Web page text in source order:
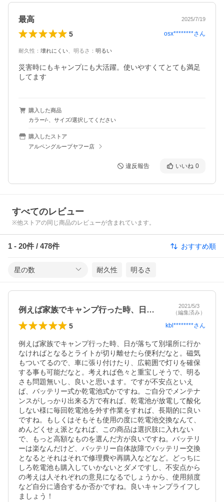
最高 2025/7/19
5 osx********さん
耐久性 ： 壊れにくい 明るさ ： 明るい
災害時にもキャンプにも大活躍。使いやすくてとても満足
してます
購入した商品
カラー/-、サイズ/選択してください
購入したストア
アルペングループヤフー店
違反報告 いいね 0
すべてのレビュー
※他ストアの同じ商品のレビューが含まれています。
1 - 20件 / 478件 おすすめ順
星の数 耐久性 明るさ
例えば家族でキャンプ行った時、日が落ち…
2021/5/3
（編集済み）
5 kbl********さん
例えば家族でキャンプ行った時、日が落ちて別場所に行か
なければとなるとライトが切り離せたら便利だなと。磁気
もついてるので、車に張り付けたり、広範囲で灯りを確保
する事も可能だなと。考えれば色々と重宝しそうで、明る
さも問題無いし、良いと思います。ですが不安点といえ
ば、バッテリー式か乾電池式かですね。ご自分でメンテナ
ンスがしっかり出来る方で有れば、乾電池が放電して酸化
しない様に毎回乾電池を外す作業をすれば、長期的に良い
ですね。もしくはそもそも使用の度に乾電池交換なんて、
めんどくせぇ派となれば、この商品は選択肢に入れない
で、もっと高額なものを選んだ方が良いですね。バッテリ
ーは楽なんだけど、バッテリー自体故障でバッテリー交換
となるとそれはそれで修理費や再購入などなど。どっちに
しろ乾電池も購入していかないとダメですし、不安点から
の考えは人それぞれの意見になるでしょうから、使用頻度
など自分に適合するか否かですね。良いキャンプライフし
ましょう！